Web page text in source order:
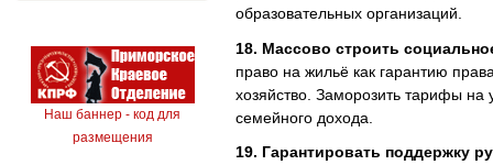
Наш баннер - код для
размещения
образовательных организаций.
18. Массово строить
право на жильё как гарантию
хозяйство. Заморозить тарифы
семейного дохода.
19. Гарантировать поддержку